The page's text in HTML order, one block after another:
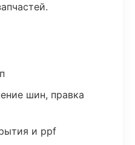
шин, правка
и ppf